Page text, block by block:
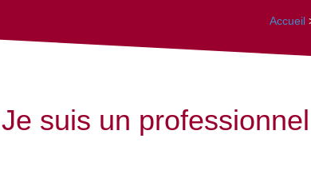
Accueil
Je suis un professionnel